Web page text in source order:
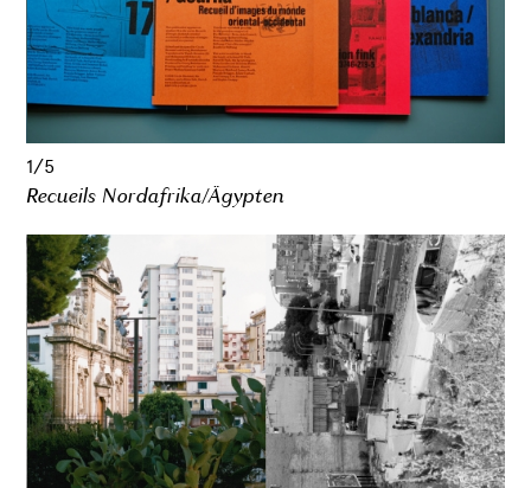
1/5
Recueils Nordafrika/Ägypten